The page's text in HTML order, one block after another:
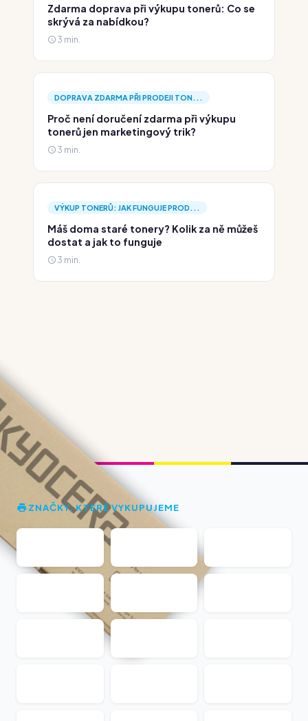
Zdarma doprava při výkupu tonerů: Co se
skrývá za nabídkou?
3 min.
DOPRAVA ZDARMA PŘI PRODEJI TON...
Proč není doručení zdarma při výkupu
tonerů jen marketingový trik?
3 min.
VÝKUP TONERŮ: JAK FUNGUJE PROD...
Máš doma staré tonery? Kolik za ně můžeš
dostat a jak to funguje
3 min.
ZNAČKY, KTERÉ VYKUPUJEME